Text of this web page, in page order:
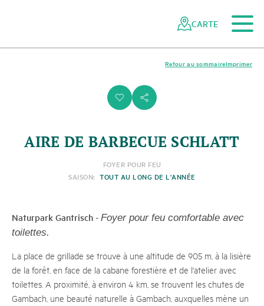
réseau
CARTE
i s
Imprimer
Retour au sommaire
AIRE DE BARBECUE SCHLATT
FOYER POUR FEU
SAISON: TOUT AU LONG DE L'ANNÉE
Naturpark Gantrisch - Foyer pour feu comfortable avec
toilettes.
La place de grillade se trouve à une altitude de 905 m, à la lisière
de la forêt, en face de la cabane forestière et de l'atelier avec
toilettes. A proximité, à environ 4 km, se trouvent les chutes de
Gambach, une beauté naturelle à Gambach, auxquelles mène un